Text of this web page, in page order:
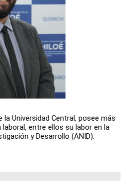
Universidad Central, posee más
entre ellos su labor en la
y Desarrollo (ANID).